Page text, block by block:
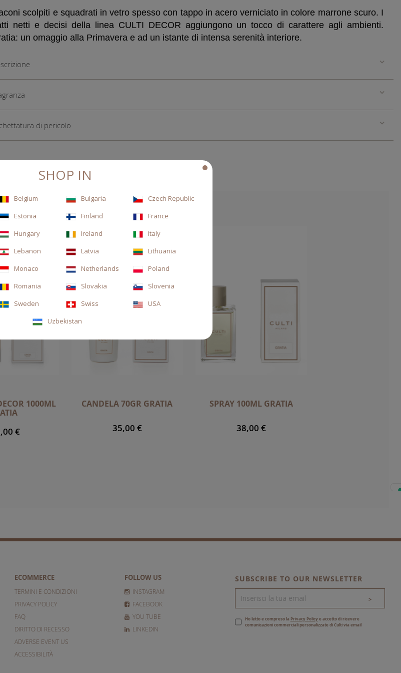
scolpiti e squadrati in vetro spesso con tappo in acero verniciato in colore marrone scuro. I
netti e decisi della linea CULTI DECOR aggiungono un tocco di carattere agli ambienti.
un omaggio alla Primavera e ad un istante di intensa serenità interiore.
di pericolo
1000ML
€
CANDELA 70GR GRATIA
35,00 €
SPRAY 100ML GRATIA
38,00 €
ECOMMERCE
TERMINI E CONDIZIONI
PRIVACY POLICY
FAQ
DIRITTO DI RECESSO
ADVERSE EVENT US
ACCESSIBILITÀ
FOLLOW US
INSTAGRAM
FACEBOOK
YOU TUBE
LINKEDIN
SUBSCRIBE TO OUR NEWSLETTER
>
Ho letto e compreso la Privacy Policy e accetto di ricevere
comunicazioni commerciali personalizzate di Culti via email
SHOP IN
Belgium Bulgaria
Czech Republic
Estonia Finland
France
Hungary Ireland
Italy
Lebanon Latvia
Lithuania
Monaco Netherlands
Poland
Romania Slovakia
Slovenia
Sweden Swiss
USA
Uzbekistan